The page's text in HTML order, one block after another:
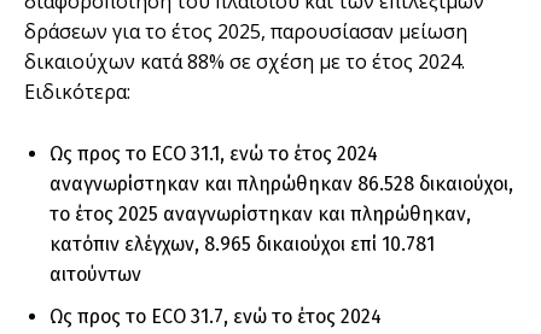
δράσεων για το έτος 2025, παρουσίασαν μείωση
δικαιούχων κατά 88% σε σχέση με το έτος 2024.
Ειδικότερα:
Ως προς το ECO 31.1, ενώ το έτος 2024
αναγνωρίστηκαν και πληρώθηκαν 86.528 δικαιούχοι,
το έτος 2025 αναγνωρίστηκαν και πληρώθηκαν,
κατόπιν ελέγχων, 8.965 δικαιούχοι επί 10.781
αιτούντων
Ως προς το ECO 31.7, ενώ το έτος 2024